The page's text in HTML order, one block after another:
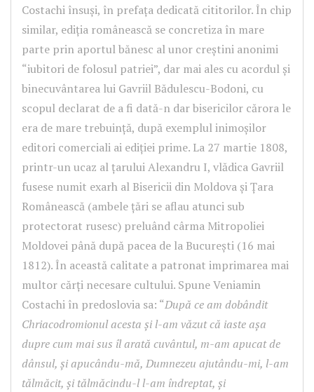
Costachi însuși, în prefața dedicată cititorilor. În chip
similar, ediția românească se concretiza în mare
parte prin aportul bănesc al unor creștini anonimi
“iubitori de folosul patriei”, dar mai ales cu acordul și
binecuvântarea lui Gavriil Bădulescu-Bodoni, cu
scopul declarat de a fi dată-n dar bisericilor cărora le
era de mare trebuință, după exemplul inimoșilor
editori comerciali ai ediției prime. La 27 martie 1808,
printr-un ucaz al ţarului Alexandru I, vlădica Gavriil
fusese numit exarh al Bisericii din Moldova şi Țara
Românească (ambele ţări se aflau atunci sub
protectorat rusesc) preluând cârma Mitropoliei
Moldovei până după pacea de la Bucureşti (16 mai
1812). În această calitate a patronat imprimarea mai
multor cărţi necesare cultului. Spune Veniamin
Costachi în predoslovia sa: “După ce am dobândit
Chriacodromionul acesta și l-am văzut că iaste așa
dupre cum mai sus îl arată cuvântul, m-am apucat de
dânsul, și apucându-mă, Dumnezeu ajutându-mi, l-am
tălmăcit, și tălmăcindu-l l-am îndreptat, și